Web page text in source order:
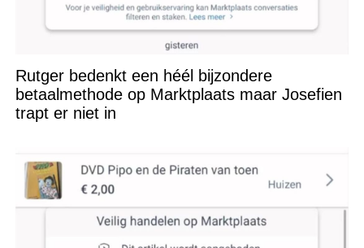
Rutger bedenkt een héél bijzondere
betaalmethode op Marktplaats maar Josefien
trapt er niet in